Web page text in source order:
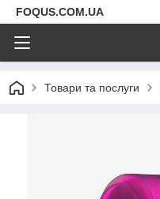
FOQUS.COM.UA
Товари та послуги